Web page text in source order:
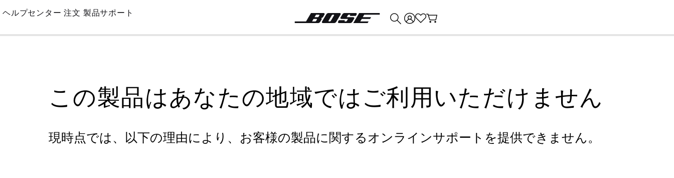
Skip
Main
ヘルプセンター 注文 製品サポート
この製品はあなたの地域ではご利用いただけません
現時点では、以下の理由により、お客様の製品に関するオンラインサポートを提供できません。